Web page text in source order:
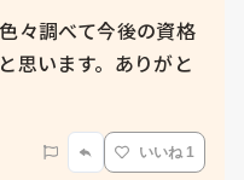
々調べて今後の資格
思います。ありがと
いいね 1